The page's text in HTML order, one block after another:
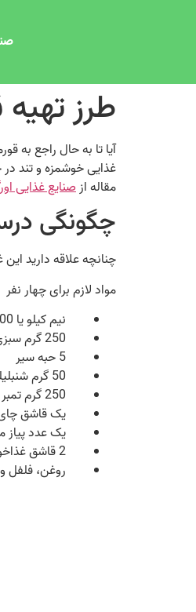
طرز
آیا تا به حال راجع به
غذایی خوشمزه و تند در
مقاله ازصنایع غذایی
چگونگی
چنانچه علاقه دارید
مواد لازم برای چهار نفر
نیم کیلو یا 500 گرم گوشت ماهی
یک قاشق چای‌
یک عدد پیاز
روغن، فلفل و